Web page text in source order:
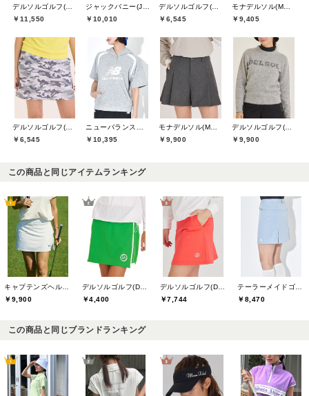
￥11,550
￥10,010
￥6,545
￥9,405
￥6,545
￥10,395
￥9,900
￥9,900
この商品と同じアイテムランキング
￥9,900
￥4,400
￥7,744
￥8,470
この商品と同じブランドランキング